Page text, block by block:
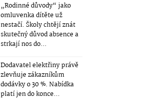
„Rodinné důvody“ jako
omluvenka dítěte už
nestačí. Školy chtějí znát
skutečný důvod absence a
strkají nos do...
Dodavatel elektřiny právě
zlevňuje zákazníkům
dodávky o 30 %. Nabídka
platí jen do konce...